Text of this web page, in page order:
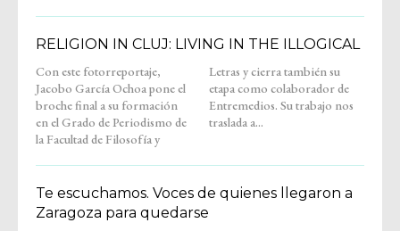
RELIGION IN CLUJ: LIVING IN THE ILLOGICAL
Con este fotorreportaje,
Jacobo García Ochoa pone el
broche final a su formación
en el Grado de Periodismo de
la Facultad de Filosofía y
Letras y cierra también su
etapa como colaborador de
Entremedios. Su trabajo nos
traslada a...
Te escuchamos. Voces de quienes llegaron a
Zaragoza para quedarse